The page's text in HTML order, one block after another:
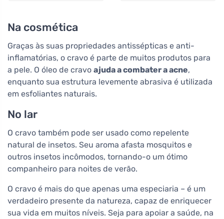
Na cosmética
Graças às suas propriedades antissépticas e anti-
inflamatórias, o cravo é parte de muitos produtos para
a pele. O óleo de cravo ajuda a combater a acne,
enquanto sua estrutura levemente abrasiva é utilizada
em esfoliantes naturais.
No lar
O cravo também pode ser usado como repelente
natural de insetos. Seu aroma afasta mosquitos e
outros insetos incômodos, tornando-o um ótimo
companheiro para noites de verão.
O cravo é mais do que apenas uma especiaria – é um
verdadeiro presente da natureza, capaz de enriquecer
sua vida em muitos níveis. Seja para apoiar a saúde, na